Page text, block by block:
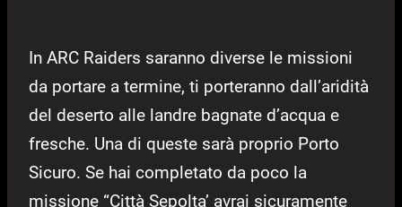
In ARC Raiders saranno diverse le missioni
da portare a termine, ti porteranno dall’aridità
del deserto alle landre bagnate d’acqua e
fresche. Una di queste sarà proprio Porto
Sicuro. Se hai completato da poco la
missione “Città Sepolta’ avrai sicuramente